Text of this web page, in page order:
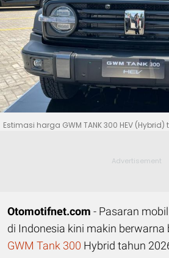
Estimasi harga GWM TANK 300 HEV (Hybrid)
Otomotifnet.com - Pasaran
di Indonesia kini makin berwarna
GWM Tank 300 Hybrid tahun